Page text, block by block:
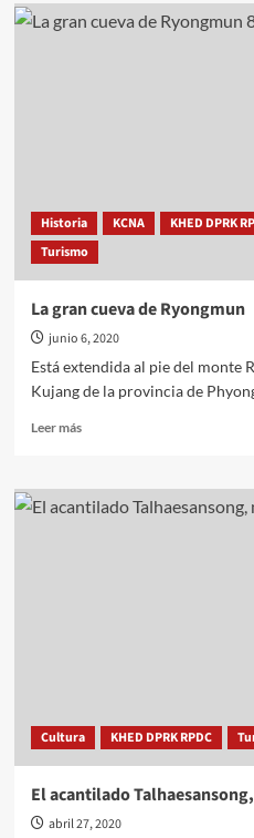
Historia KCNA KHED DPRK
Turismo
La gran cueva de Ryongmun
junio 6, 2020
Está extendida al pie del monte
Kujang de la provincia de
Leer másLeer
La
gran
Cultura KHED DPRK RPDC
El acantilado
abril 27, 2020